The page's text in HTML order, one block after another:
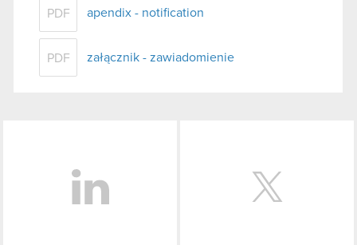
PDF apendix - notification
PDF załącznik - zawiadomienie